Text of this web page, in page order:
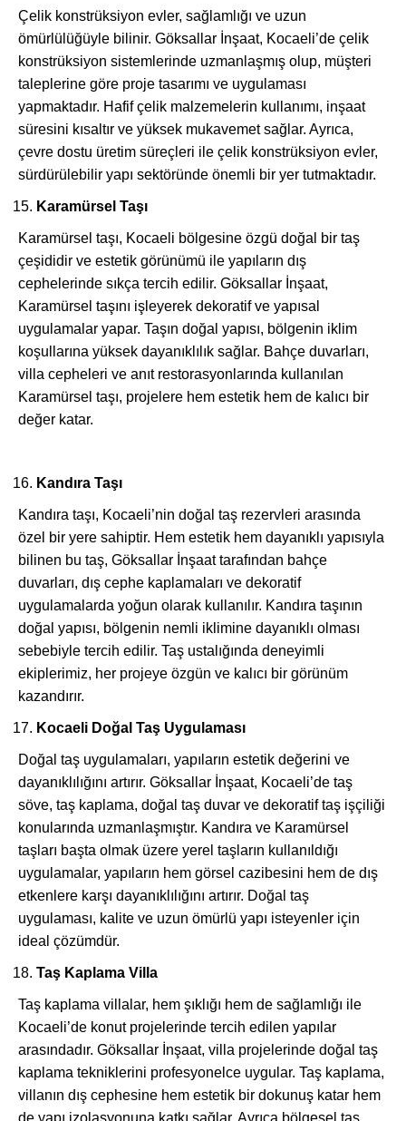
Çelik konstrüksiyon evler, sağlamlığı ve uzun
ömürlülüğüyle bilinir. Göksallar İnşaat, Kocaeli’de çelik
konstrüksiyon sistemlerinde uzmanlaşmış olup, müşteri
taleplerine göre proje tasarımı ve uygulaması
yapmaktadır. Hafif çelik malzemelerin kullanımı, inşaat
süresini kısaltır ve yüksek mukavemet sağlar. Ayrıca,
çevre dostu üretim süreçleri ile çelik konstrüksiyon evler,
sürdürülebilir yapı sektöründe önemli bir yer tutmaktadır.
Karamürsel Taşı
Karamürsel taşı, Kocaeli bölgesine özgü doğal bir taş
çeşididir ve estetik görünümü ile yapıların dış
cephelerinde sıkça tercih edilir. Göksallar İnşaat,
Karamürsel taşını işleyerek dekoratif ve yapısal
uygulamalar yapar. Taşın doğal yapısı, bölgenin iklim
koşullarına yüksek dayanıklılık sağlar. Bahçe duvarları,
villa cepheleri ve anıt restorasyonlarında kullanılan
Karamürsel taşı, projelere hem estetik hem de kalıcı bir
değer katar.
Kandıra Taşı
Kandıra taşı, Kocaeli’nin doğal taş rezervleri arasında
özel bir yere sahiptir. Hem estetik hem dayanıklı yapısıyla
bilinen bu taş, Göksallar İnşaat tarafından bahçe
duvarları, dış cephe kaplamaları ve dekoratif
uygulamalarda yoğun olarak kullanılır. Kandıra taşının
doğal yapısı, bölgenin nemli iklimine dayanıklı olması
sebebiyle tercih edilir. Taş ustalığında deneyimli
ekiplerimiz, her projeye özgün ve kalıcı bir görünüm
kazandırır.
Kocaeli Doğal Taş Uygulaması
Doğal taş uygulamaları, yapıların estetik değerini ve
dayanıklılığını artırır. Göksallar İnşaat, Kocaeli’de taş
söve, taş kaplama, doğal taş duvar ve dekoratif taş işçiliği
konularında uzmanlaşmıştır. Kandıra ve Karamürsel
taşları başta olmak üzere yerel taşların kullanıldığı
uygulamalar, yapıların hem görsel cazibesini hem de dış
etkenlere karşı dayanıklılığını artırır. Doğal taş
uygulaması, kalite ve uzun ömürlü yapı isteyenler için
ideal çözümdür.
Taş Kaplama Villa
Taş kaplama villalar, hem şıklığı hem de sağlamlığı ile
Kocaeli’de konut projelerinde tercih edilen yapılar
arasındadır. Göksallar İnşaat, villa projelerinde doğal taş
kaplama tekniklerini profesyonelce uygular. Taş kaplama,
villanın dış cephesine hem estetik bir dokunuş katar hem
de yapı izolasyonuna katkı sağlar. Ayrıca bölgesel taş